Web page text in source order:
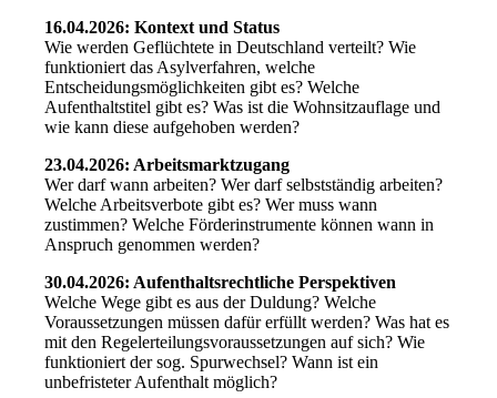
16.04.2026: Kontext und Status
Wie werden Geflüchtete in Deutschland verteilt? Wie
funktioniert das Asylverfahren, welche
Entscheidungsmöglichkeiten gibt es? Welche
Aufenthaltstitel gibt es? Was ist die Wohnsitzauflage und
wie kann diese aufgehoben werden?
23.04.2026: Arbeitsmarktzugang
Wer darf wann arbeiten? Wer darf selbstständig arbeiten?
Welche Arbeitsverbote gibt es? Wer muss wann
zustimmen? Welche Förderinstrumente können wann in
Anspruch genommen werden?
30.04.2026: Aufenthaltsrechtliche Perspektiven
Welche Wege gibt es aus der Duldung? Welche
Voraussetzungen müssen dafür erfüllt werden? Was hat es
mit den Regelerteilungsvoraussetzungen auf sich? Wie
funktioniert der sog. Spurwechsel? Wann ist ein
unbefristeter Aufenthalt möglich?